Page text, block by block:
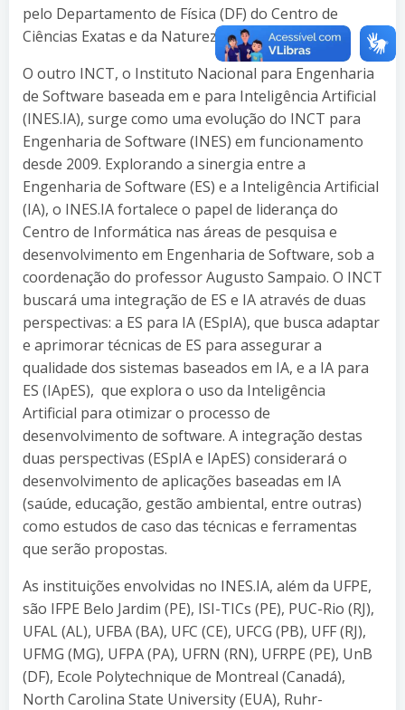
pelo Departamento de Física (DF) do Centro de
Ciências Exatas e da Natureza (CCEN).
O outro INCT, o Instituto Nacional para Engenharia
de Software baseada em e para Inteligência Artificial
(INES.IA), surge como uma evolução do INCT para
Engenharia de Software (INES) em funcionamento
desde 2009. Explorando a sinergia entre a
Engenharia de Software (ES) e a Inteligência Artificial
(IA), o INES.IA fortalece o papel de liderança do
Centro de Informática nas áreas de pesquisa e
desenvolvimento em Engenharia de Software, sob a
coordenação do professor Augusto Sampaio. O INCT
buscará uma integração de ES e IA através de duas
perspectivas: a ES para IA (ESpIA), que busca adaptar
e aprimorar técnicas de ES para assegurar a
qualidade dos sistemas baseados em IA, e a IA para
ES (IApES), que explora o uso da Inteligência
Artificial para otimizar o processo de
desenvolvimento de software. A integração destas
duas perspectivas (ESpIA e IApES) considerará o
desenvolvimento de aplicações baseadas em IA
(saúde, educação, gestão ambiental, entre outras)
como estudos de caso das técnicas e ferramentas
que serão propostas.
As instituições envolvidas no INES.IA, além da UFPE,
são IFPE Belo Jardim (PE), ISI-TICs (PE), PUC-Rio (RJ),
UFAL (AL), UFBA (BA), UFC (CE), UFCG (PB), UFF (RJ),
UFMG (MG), UFPA (PA), UFRN (RN), UFRPE (PE), UnB
(DF), Ecole Polytechnique de Montreal (Canadá),
North Carolina State University (EUA), Ruhr-